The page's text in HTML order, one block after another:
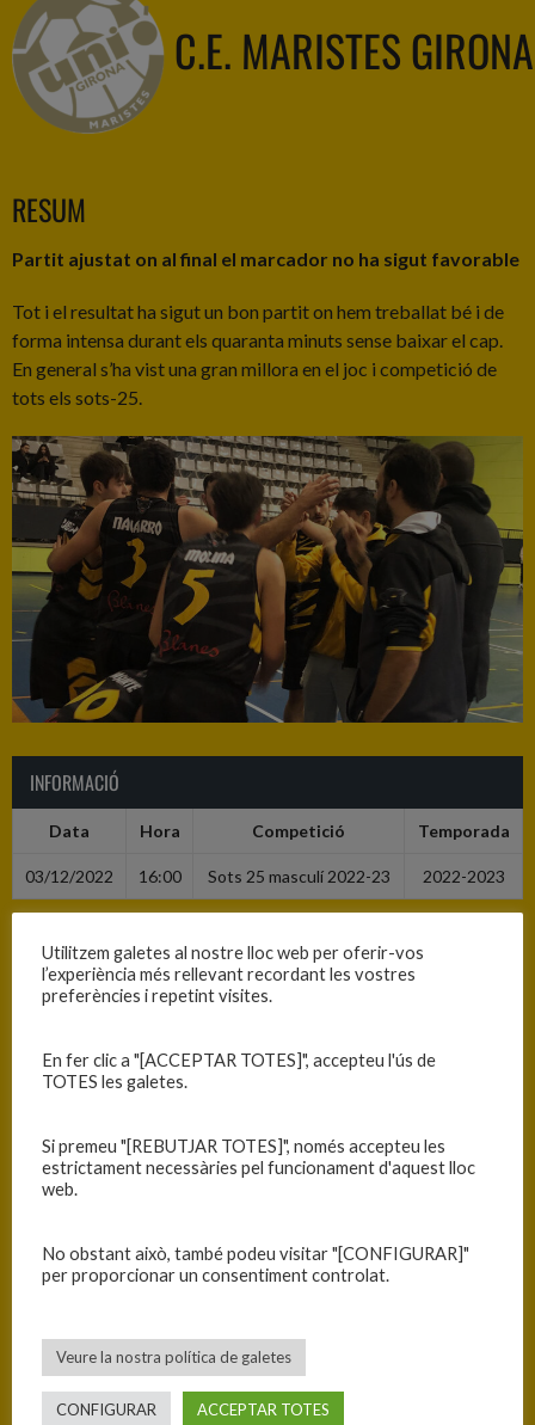
C.E. MARISTES GIRONA
RESUM
Partit ajustat on al final el marcador no ha sigut favorable
Tot i el resultat ha sigut un bon partit on hem treballat bé i de
forma intensa durant els quaranta minuts sense baixar el cap.
En general s’ha vist una gran millora en el joc i competició de
tots els sots-25.
INFORMACIÓ
Data Hora Competició Temporada
03/12/2022 16:00 Sots 25 masculí 2022-23 2022-2023
RESULTATS
Equip
C.B. Blanes
PISTA
Utilitzem galetes al nostre lloc web per oferir-vos
l’experiència més rellevant recordant les vostres
preferències i repetint visites.
En fer clic a "[ACCEPTAR TOTES]", accepteu l'ús de
TOTES les galetes.
Si premeu "[REBUTJAR TOTES]", només accepteu les
estrictament necessàries pel funcionament d'aquest lloc
web.
No obstant això, també podeu visitar "[CONFIGURAR]"
per proporcionar un consentiment controlat.
Veure la nostra política de galetes
CONFIGURAR ACCEPTAR TOTES